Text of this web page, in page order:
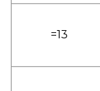
=13